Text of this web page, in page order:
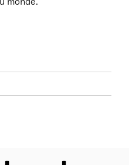
que ce qu’on veut, au